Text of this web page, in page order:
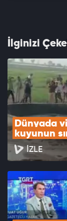
İlginizi
Dünyada
kuyunun
İZLE